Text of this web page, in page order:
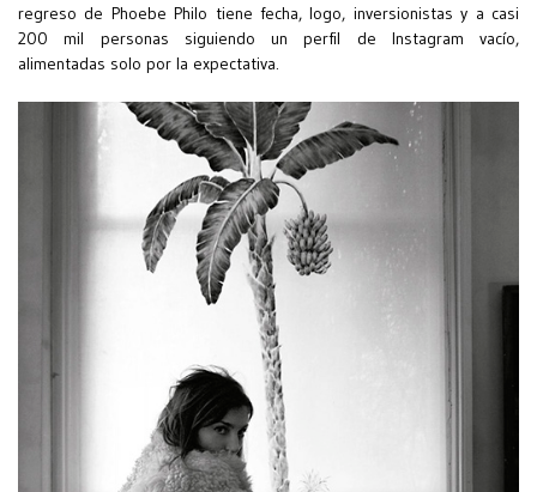
regreso de Phoebe Philo tiene fecha, logo, inversionistas y a casi
200 mil personas siguiendo un perfil de Instagram vacío,
alimentadas solo por la expectativa.